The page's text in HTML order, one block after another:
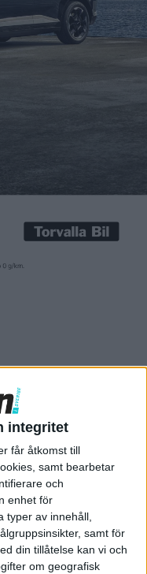
integritet
får åtkomst till
samt bearbetar
och
enhet för
typer av innehåll,
samt för
din tillåtelse kan vi och
om geografisk
i utvecklingen
bilder på Solterra.
Subarus modell
i utvecklingen
andra strålkastare.